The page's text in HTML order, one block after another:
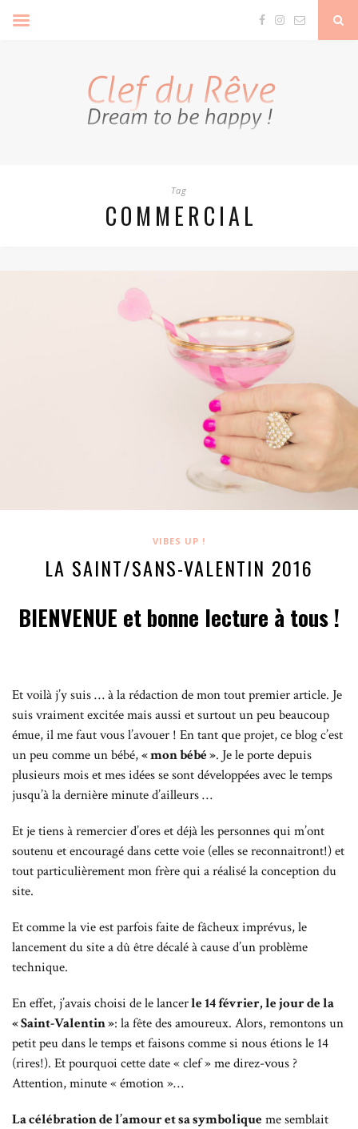
Tag
COMMERCIAL
VIBES UP !
LA SAINT/SANS-VALENTIN 2016
BIENVENUE et bonne lecture à tous !
Et voilà j’y suis … à la rédaction de mon tout premier article. Je
suis vraiment excitée mais aussi et surtout un peu beaucoup
émue, il me faut vous l’avouer ! En tant que projet, ce blog c’est
un peu comme un bébé,« mon bébé ». Je le porte depuis
plusieurs mois et mes idées se sont développées avec le temps
jusqu’à la dernière minute d’ailleurs …
Et je tiens à remercier d’ores et déjà les personnes qui m’ont
soutenu et encouragé dans cette voie (elles se reconnaitront!) et
tout particulièrement mon frère qui a réalisé la conception du
site.
Et comme la vie est parfois faite de fâcheux imprévus, le
lancement du site a dû être décalé à cause d’un problème
technique.
En effet, j’avais choisi de le lancerle 14 février, le jour de la
« Saint-Valentin »: la fête des amoureux. Alors, remontons un
petit peu dans le temps et faisons comme si nous étions le 14
(rires!). Et pourquoi cette date « clef » me direz-vous ?
Attention, minute « émotion »…
La célébration de l’amour et sa symboliqueme semblait